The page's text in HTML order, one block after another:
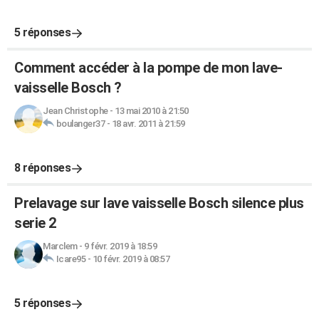
5 réponses
Comment accéder à la pompe de mon lave-
vaisselle Bosch ?
Jean Christophe- 13 mai 2010 à 21:50
boulanger37- 18 avr. 2011 à 21:59
8 réponses
Prelavage sur lave vaisselle Bosch silence plus
serie 2
Marclem- 9 févr. 2019 à 18:59
Icare95- 10 févr. 2019 à 08:57
5 réponses